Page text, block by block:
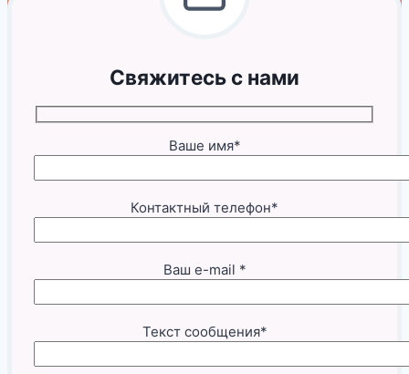
Свяжитесь с нами
Ваше имя*
Контактный телефон*
Ваш e-mail *
Текст сообщения*